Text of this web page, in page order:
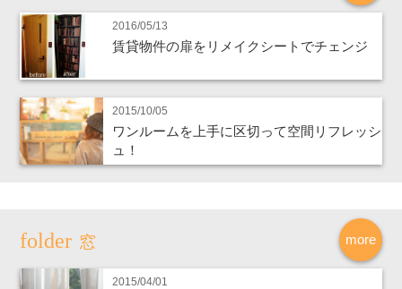
2016/05/13
賃貸物件の扉をリメイクシートでチェンジ
2015/10/05
ワンルームを上手に区切って空間リフレッシ
ュ！
more
窓
2015/04/01